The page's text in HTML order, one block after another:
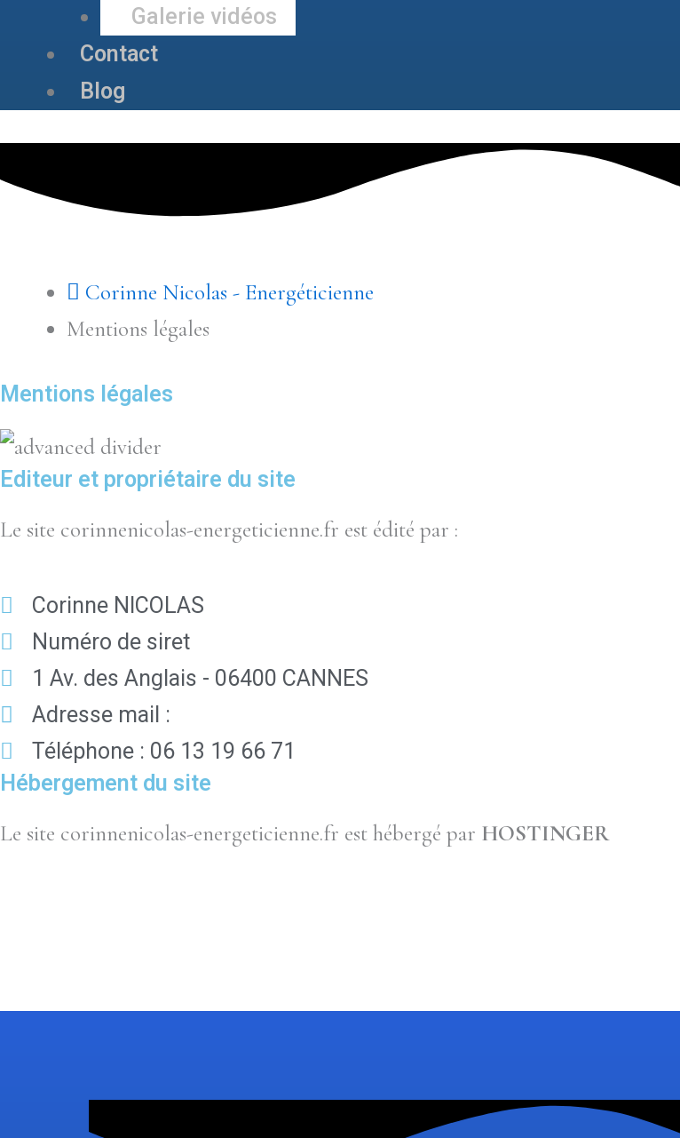
Galerie vidéos
Contact
Blog
Corinne Nicolas - Energéticienne
Mentions légales
Mentions légales
Editeur et propriétaire du site
Le site corinnenicolas-energeticienne.fr est édité par :
Corinne NICOLAS
Numéro de siret
1 Av. des Anglais - 06400 CANNES
Adresse mail :
Téléphone : 06 13 19 66 71
Hébergement du site
Le site corinnenicolas-energeticienne.fr est hébergé par HOSTINGER